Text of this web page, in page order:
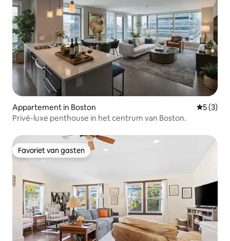
Appartement in Boston
5 (3)
Privé-luxe penthouse in het centrum van Boston.
Favoriet van gasten
Favoriet van gasten